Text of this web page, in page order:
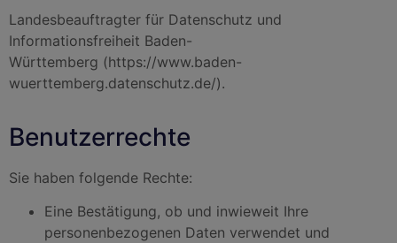
Landesbeauftragter für Datenschutz und
Informationsfreiheit Baden-
Württemberg (https://www.baden-
wuerttemberg.datenschutz.de/).
Benutzerrechte
Sie haben folgende Rechte:
Eine Bestätigung, ob und inwieweit Ihre
personenbezogenen Daten verwendet und